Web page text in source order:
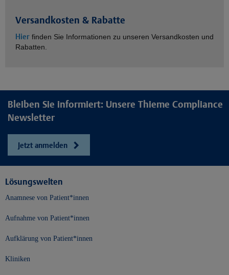
Versandkosten & Rabatte
Hier finden Sie Informationen zu unseren Versandkosten und
Rabatten.
Bleiben Sie informiert: Unsere Thieme Compliance
Newsletter
Jetzt anmelden
Lösungswelten
Anamnese von Patient*innen
Aufnahme von Patient*innen
Aufklärung von Patient*innen
Kliniken